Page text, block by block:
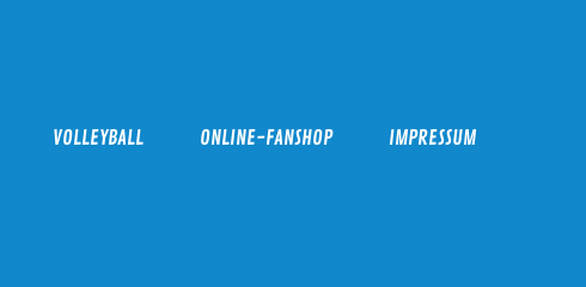
VOLLEYBALL ONLINE-FANSHOP IMPRESSUM